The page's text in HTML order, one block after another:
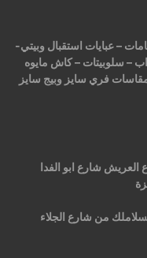
– عبايات استقبال وبيتي-
– سلوبيتات – كاش مايوه
فري سايز وبيج سايز
العريش شارع ابو الفدا
السلاملك من شارع الجلاء